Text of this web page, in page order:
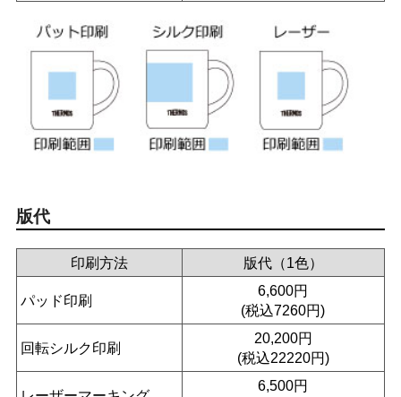
版代
印刷方法 版代（1色）
パッド印刷
6,600円
(税込7260円)
回転シルク印刷
20,200円
(税込22220円)
6,500円